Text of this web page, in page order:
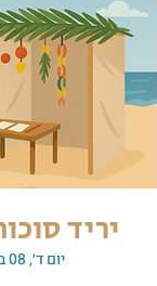
יריד
יום ד׳, 08 באוק׳